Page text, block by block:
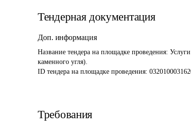
Тендерная документация
Доп. информация
Название тендера на площадке проведения:
каменного угля).
ID тендера на площадке проведения:
Требования